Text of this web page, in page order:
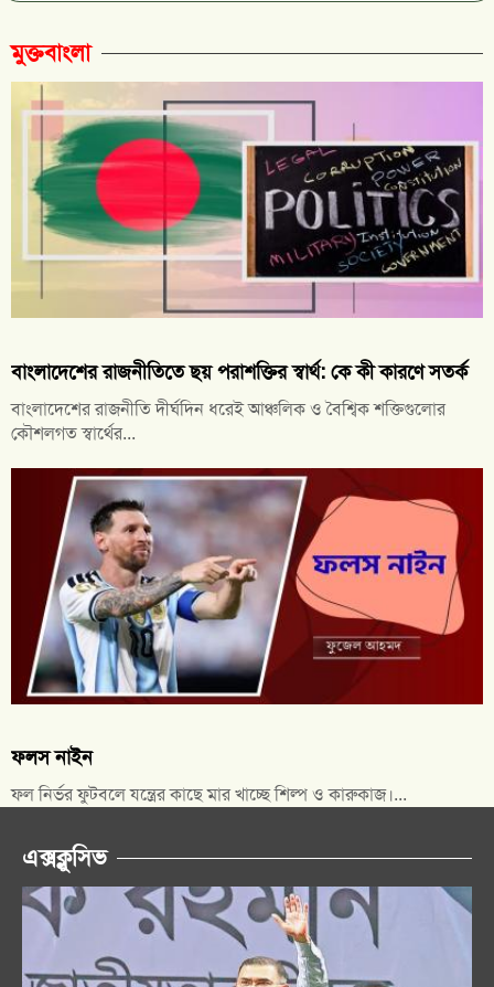
মুক্তবাংলা
বাংলাদেশের রাজনীতিতে ছয় পরাশক্তির স্বার্থ: কে কী কারণে সতর্ক
বাংলাদেশের রাজনীতি দীর্ঘদিন ধরেই আঞ্চলিক ও বৈশ্বিক শক্তিগুলোর
কৌশলগত স্বার্থের...
ফলস নাইন
ফল নির্ভর ফুটবলে যন্ত্রের কাছে মার খাচ্ছে শিল্প ও কারুকাজ।...
এক্সক্লুসিভ